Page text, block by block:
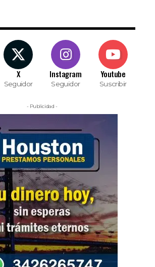
X
Seguidor
Instagram
Seguidor
Youtube
Suscribir
- Publicidad -